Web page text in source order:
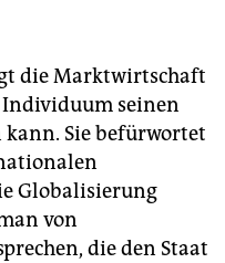
die Marktwirtschaft
Individuum seinen
Sie befürwortet
Globalisierung
von
die den Staat